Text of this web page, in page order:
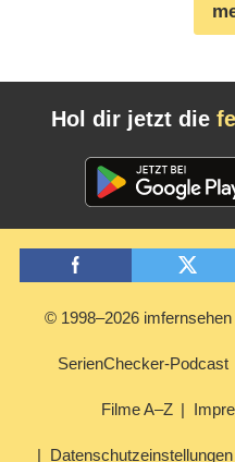
Hol dir jetzt die
© 1998–2026
SerienChecker-Podcast
Filme A–Z
Datenschutzeinstellungen